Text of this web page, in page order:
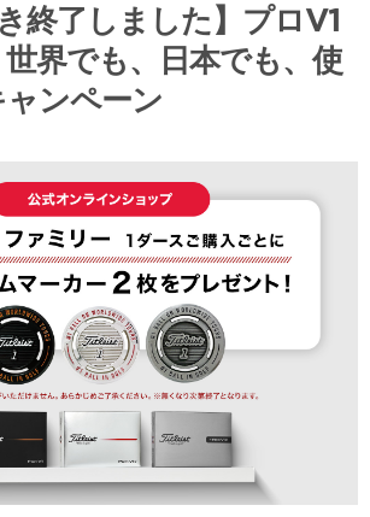
終了しました】プロV1
界でも、日本でも、使
ンペーン